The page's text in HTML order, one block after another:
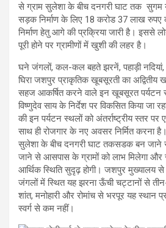
से ग्राम सुलेशा के बीच दनगरी घाट तक सुगम
सड़क निर्माण के लिए 18 करोड 37 लाख रुपए
निर्माण हेतु आगे की प्रक्रिया जारी है। इससे
पूरी होने पर ग्रामीणों में खुशी की लहर है।
घने जंगलों, कल-कल बहते झरनें, पहाड़ी
घिरा जशपुर प्राकृतिक खूबसूरती का अद्वितीय
सहज आकर्षित करने वाले इन खूबसूरत पर्यटन
विष्णुदेव साय के निर्देश पर विकसित किया
की इन पर्यटन स्थलों को अंतर्राष्ट्रीय स्तर
साथ ही रोजगार के नए अवसर निर्मित करना
सुलेशा के बीच दनगरी घाट तकसडक बन जाने से
जाने से आसपास के ग्रामों को लाभ मिलेगा और
आर्थिक स्थिति सुदृढ़ होगी। जशपुर मुख्यालय
जंगलों में स्थित यह झरना ऊँची चट्टानों से
शांत, मनोहारी और रोमांच से भरपूर यह स्थान
स्वर्ग से कम नहीं।